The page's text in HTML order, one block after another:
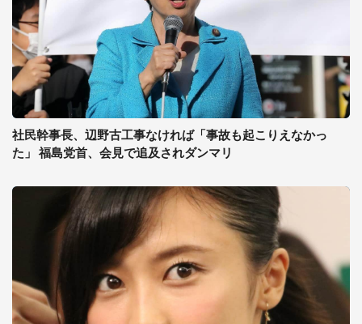
社民幹事長、辺野古工事なければ「事故も起こりえなかっ
た」 福島党首、会見で追及されダンマリ